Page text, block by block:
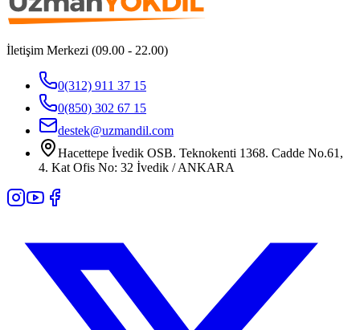
İletişim Merkezi (09.00 - 22.00)
0(312) 911 37 15
0(850) 302 67 15
destek@uzmandil.com
Hacettepe İvedik OSB. Teknokenti 1368. Cadde No.61,
4. Kat Ofis No: 32 İvedik / ANKARA